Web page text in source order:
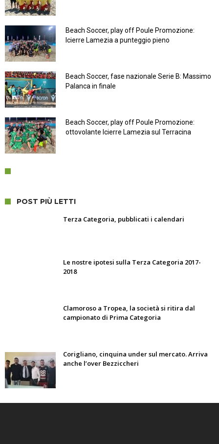
Beach Soccer, play off Poule Promozione:
Icierre Lamezia a punteggio pieno
Beach Soccer, fase nazionale Serie B: Massimo
Palanca in finale
Beach Soccer, play off Poule Promozione:
ottovolante Icierre Lamezia sul Terracina
POST PIÙ LETTI
Terza Categoria, pubblicati i calendari
Le nostre ipotesi sulla Terza Categoria 2017-
2018
Clamoroso a Tropea, la società si ritira dal
campionato di Prima Categoria
Corigliano, cinquina under sul mercato. Arriva
anche l’over Bezziccheri